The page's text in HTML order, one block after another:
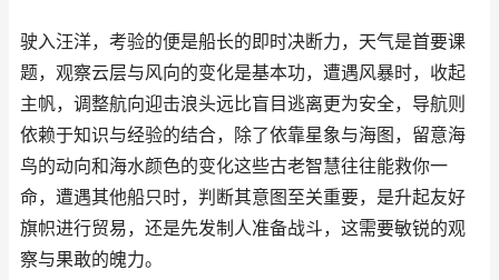
驶入汪洋，考验的便是船长的即时决断力，天气是首要课
题，观察云层与风向的变化是基本功，遭遇风暴时，收起
主帆，调整航向迎击浪头远比盲目逃离更为安全，导航则
依赖于知识与经验的结合，除了依靠星象与海图，留意海
鸟的动向和海水颜色的变化这些古老智慧往往能救你一
命，遭遇其他船只时，判断其意图至关重要，是升起友好
旗帜进行贸易，还是先发制人准备战斗，这需要敏锐的观
察与果敢的魄力。